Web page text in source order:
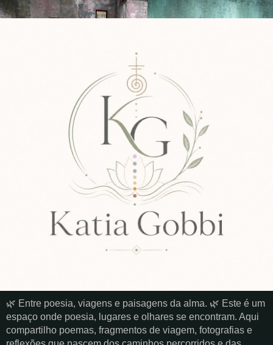
🌿 Entre poesia, viagens e paisagens da alma. 🌿 Este é um
espaço onde poesia, lugares e olhares se encontram. Aqui
compartilho poemas, fragmentos de viagem, fotografias e